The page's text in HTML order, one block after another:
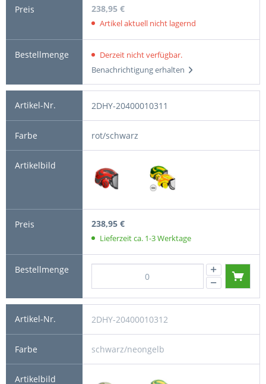
238,95 €
Artikel aktuell nicht lagernd
Derzeit nicht verfügbar.
Benachrichtigung erhalten
2DHY-20400010311
rot/schwarz
238,95 €
Lieferzeit ca. 1-3 Werktage
2DHY-20400010312
schwarz/neongelb